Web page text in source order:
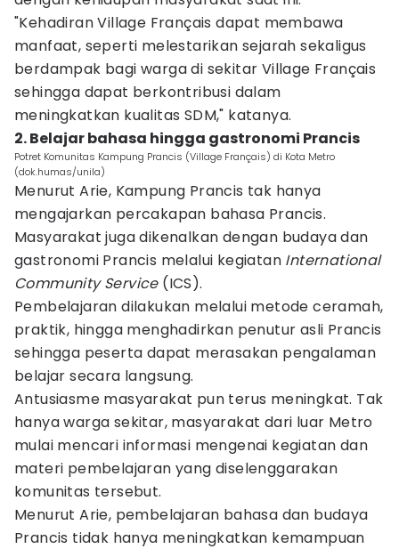
"Kehadiran Village Français dapat membawa
manfaat, seperti melestarikan sejarah sekaligus
berdampak bagi warga di sekitar Village Français
sehingga dapat berkontribusi dalam
meningkatkan kualitas SDM," katanya.
2. Belajar bahasa hingga gastronomi Prancis
Potret Komunitas Kampung Prancis (Village Français) di Kota Metro
(dok.humas/unila)
Menurut Arie, Kampung Prancis tak hanya
mengajarkan percakapan bahasa Prancis.
Masyarakat juga dikenalkan dengan budaya dan
gastronomi Prancis melalui kegiatan International
Community Service(ICS).
Pembelajaran dilakukan melalui metode ceramah,
praktik, hingga menghadirkan penutur asli Prancis
sehingga peserta dapat merasakan pengalaman
belajar secara langsung.
Antusiasme masyarakat pun terus meningkat. Tak
hanya warga sekitar, masyarakat dari luar Metro
mulai mencari informasi mengenai kegiatan dan
materi pembelajaran yang diselenggarakan
komunitas tersebut.
Menurut Arie, pembelajaran bahasa dan budaya
Prancis tidak hanya meningkatkan kemampuan